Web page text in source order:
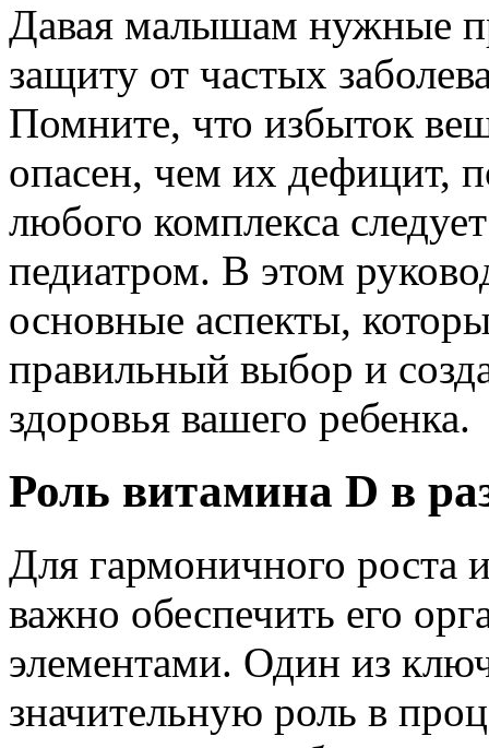
Давая малышам нужные
защиту от частых
Помните, что избыток
опасен, чем их дефицит,
любого комплекса
педиатром. В этом
основные аспекты,
правильный выбор и
здоровья вашего ребенка.
Роль витамина D в
Для гармоничного роста
важно обеспечить его
элементами. Один из
значительную роль в